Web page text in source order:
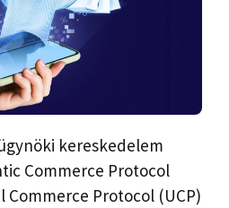
kereskedelem
Commerce Protocol
Commerce Protocol (UCP)